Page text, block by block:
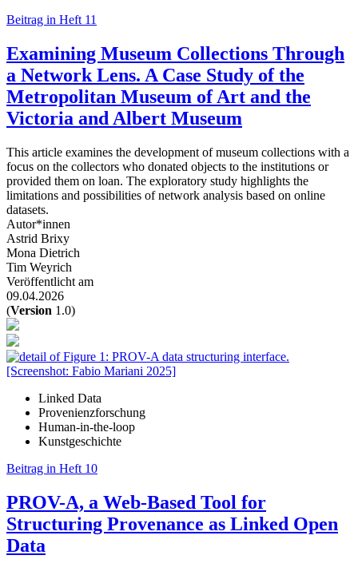
Beitrag in Heft 11
Examining Museum Collections Through
a Network Lens. A Case Study of the
Metropolitan Museum of Art and the
Victoria and Albert Museum
This article examines the development of museum collections with a
focus on the collectors who donated objects to the institutions or
provided them on loan. The exploratory study highlights the
limitations and possibilities of network analysis based on online
datasets.
Autor*innen
Astrid Brixy
Mona Dietrich
Tim Weyrich
Veröffentlicht am
09.04.2026
(Version 1.0)
Linked Data
Provenienzforschung
Human-in-the-loop
Kunstgeschichte
Beitrag in Heft 10
PROV-A, a Web-Based Tool for
Structuring Provenance as Linked Open
Data